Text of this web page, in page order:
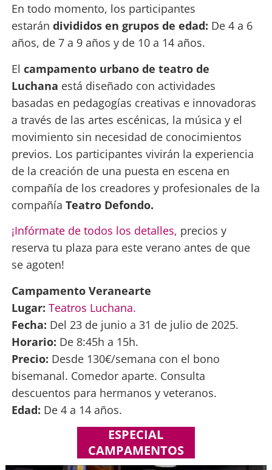
En todo momento, los participantes
estarán divididos en grupos de edad: De 4 a 6
años, de 7 a 9 años y de 10 a 14 años.
El campamento urbano de teatro de
Luchana está diseñado con actividades
basadas en pedagogías creativas e innovadoras
a través de las artes escénicas, la música y el
movimiento sin necesidad de conocimientos
previos. Los participantes vivirán la experiencia
de la creación de una puesta en escena en
compañía de los creadores y profesionales de la
compañía Teatro Defondo.
¡Infórmate de todos los detalles, precios y
reserva tu plaza para este verano antes de que
se agoten!
Campamento Veranearte
Lugar: Teatros Luchana.
Fecha: Del 23 de junio a 31 de julio de 2025.
Horario: De 8:45h a 15h.
Precio: Desde 130€/semana con el bono
bisemanal. Comedor aparte. Consulta
descuentos para hermanos y veteranos.
Edad: De 4 a 14 años.
ESPECIAL
CAMPAMENTOS